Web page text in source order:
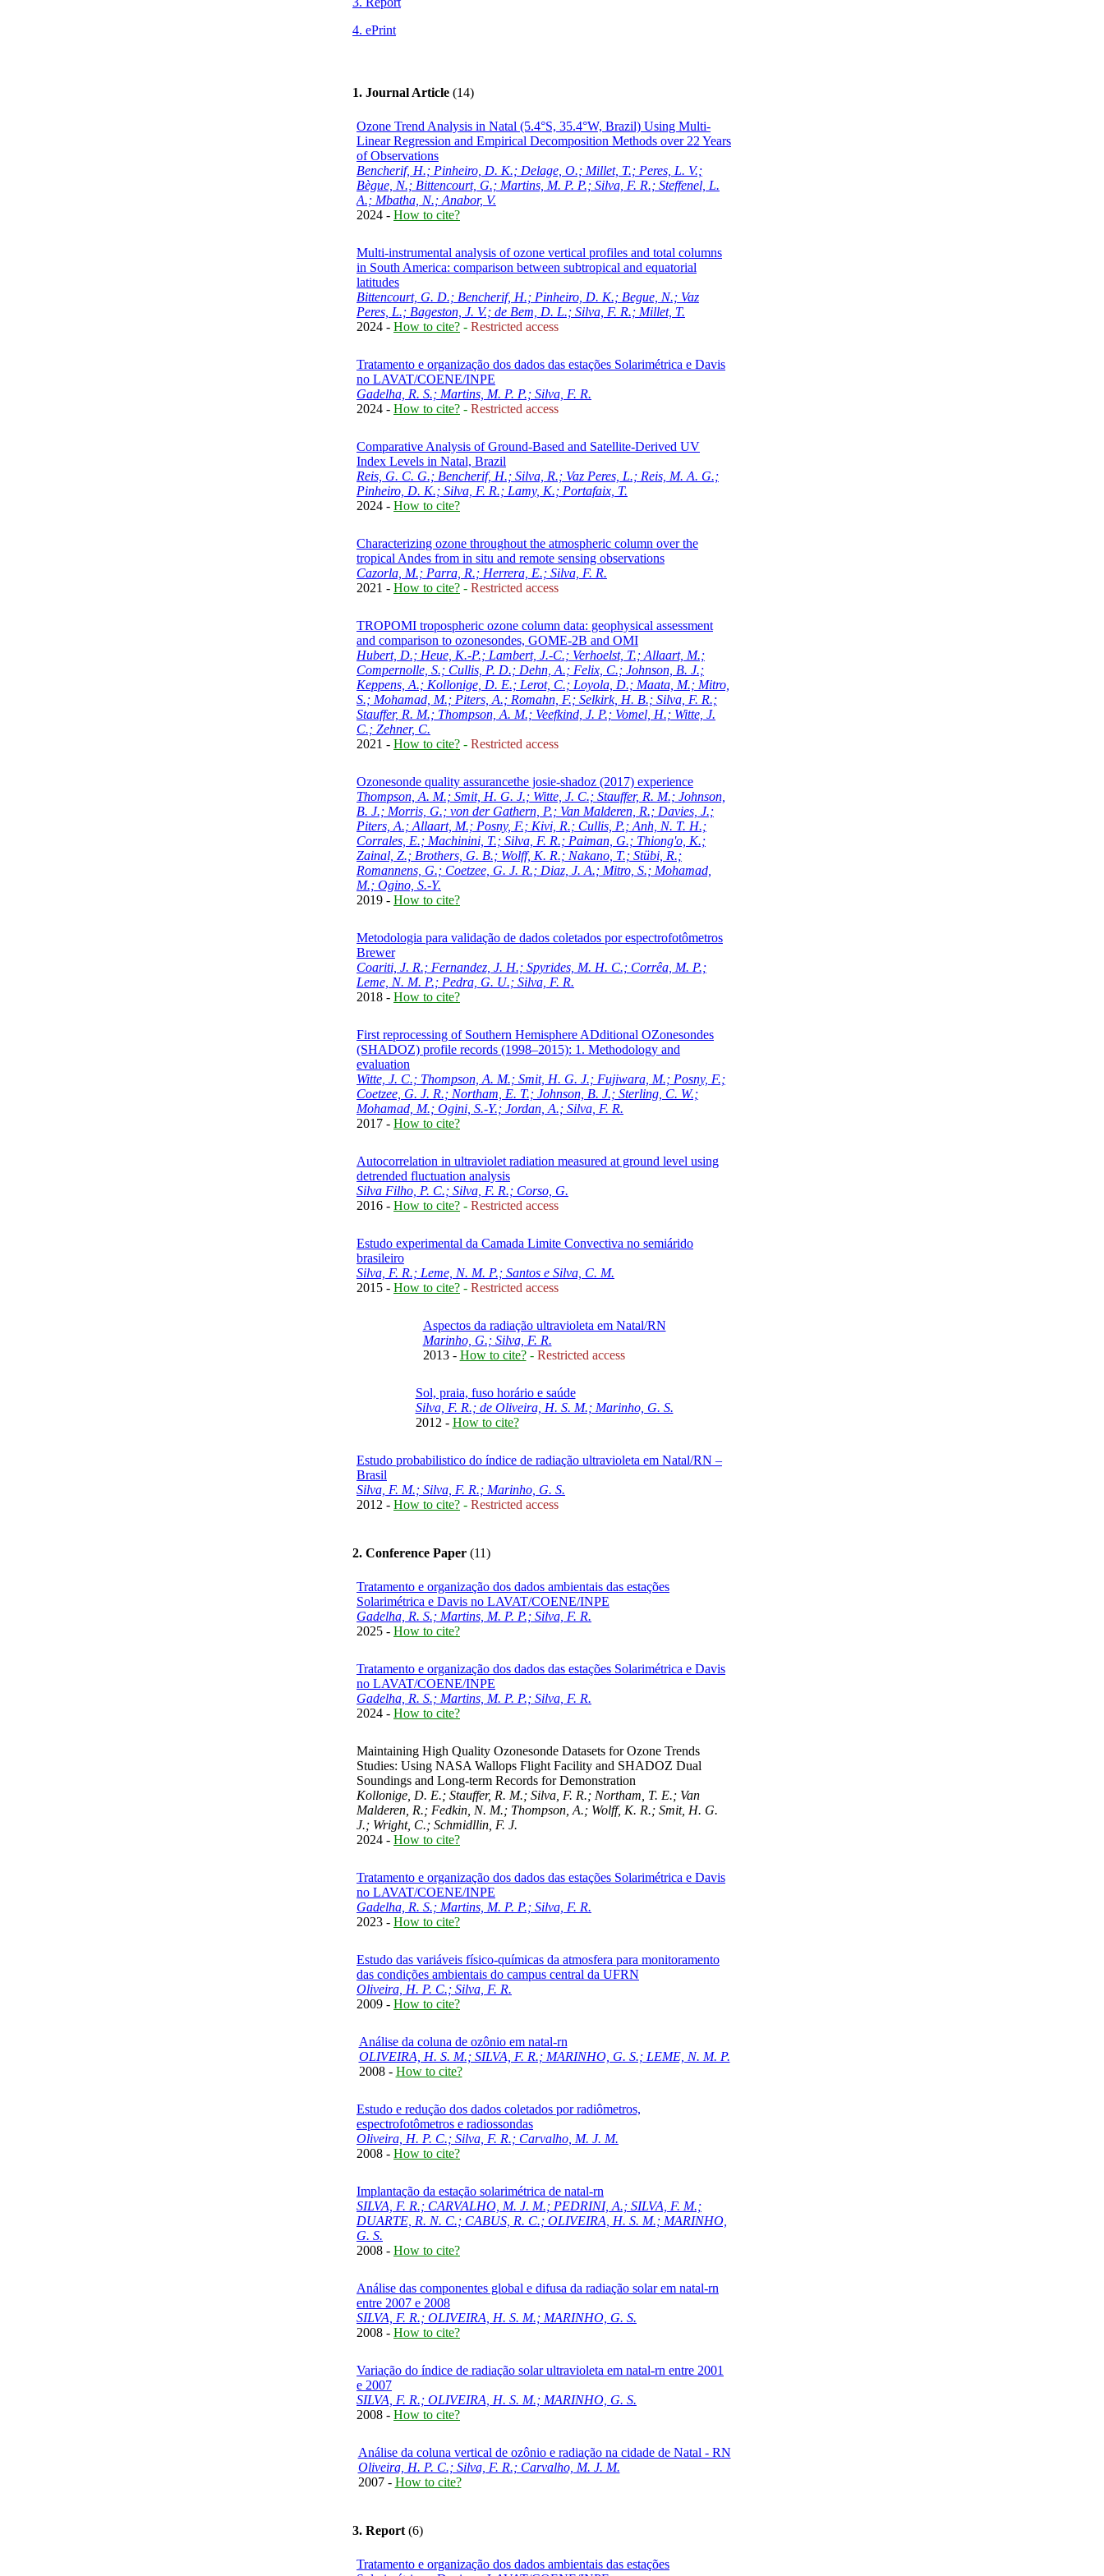
4. ePrint
1. Journal Article (14)
Ozone Trend Analysis in Natal (5.4°S, 35.4°W, Brazil) Using Multi-
Linear Regression and Empirical Decomposition Methods over 22 Years
of Observations
Bencherif, H.; Pinheiro, D. K.; Delage, O.; Millet, T.; Peres, L. V.;
Bègue, N.; Bittencourt, G.; Martins, M. P. P.; Silva, F. R.; Steffenel, L.
A.; Mbatha, N.; Anabor, V.
2024 - How to cite?
Multi-instrumental analysis of ozone vertical profiles and total columns
in South America: comparison between subtropical and equatorial
latitudes
Bittencourt, G. D.; Bencherif, H.; Pinheiro, D. K.; Begue, N.; Vaz
Peres, L.; Bageston, J. V.; de Bem, D. L.; Silva, F. R.; Millet, T.
2024 - How to cite? - Restricted access
Tratamento e organização dos dados das estações Solarimétrica e Davis
no LAVAT/COENE/INPE
Gadelha, R. S.; Martins, M. P. P.; Silva, F. R.
2024 - How to cite? - Restricted access
Comparative Analysis of Ground-Based and Satellite-Derived UV
Index Levels in Natal, Brazil
Reis, G. C. G.; Bencherif, H.; Silva, R.; Vaz Peres, L.; Reis, M. A. G.;
Pinheiro, D. K.; Silva, F. R.; Lamy, K.; Portafaix, T.
2024 - How to cite?
Characterizing ozone throughout the atmospheric column over the
tropical Andes from in situ and remote sensing observations
Cazorla, M.; Parra, R.; Herrera, E.; Silva, F. R.
2021 - How to cite? - Restricted access
TROPOMI tropospheric ozone column data: geophysical assessment
and comparison to ozonesondes, GOME-2B and OMI
Hubert, D.; Heue, K.-P.; Lambert, J.-C.; Verhoelst, T.; Allaart, M.;
Compernolle, S.; Cullis, P. D.; Dehn, A.; Felix, C.; Johnson, B. J.;
Keppens, A.; Kollonige, D. E.; Lerot, C.; Loyola, D.; Maata, M.; Mitro,
S.; Mohamad, M.; Piters, A.; Romahn, F.; Selkirk, H. B.; Silva, F. R.;
Stauffer, R. M.; Thompson, A. M.; Veefkind, J. P.; Vomel, H.; Witte, J.
C.; Zehner, C.
2021 - How to cite? - Restricted access
Ozonesonde quality assurancethe josie-shadoz (2017) experience
Thompson, A. M.; Smit, H. G. J.; Witte, J. C.; Stauffer, R. M.; Johnson,
B. J.; Morris, G.; von der Gathern, P.; Van Malderen, R.; Davies, J.;
Piters, A.; Allaart, M.; Posny, F.; Kivi, R.; Cullis, P.; Anh, N. T. H.;
Corrales, E.; Machinini, T.; Silva, F. R.; Paiman, G.; Thiong'o, K.;
Zainal, Z.; Brothers, G. B.; Wolff, K. R.; Nakano, T.; Stübi, R.;
Romannens, G.; Coetzee, G. J. R.; Diaz, J. A.; Mitro, S.; Mohamad,
M.; Ogino, S.-Y.
2019 - How to cite?
Metodologia para validação de dados coletados por espectrofotômetros
Brewer
Coariti, J. R.; Fernandez, J. H.; Spyrides, M. H. C.; Corrêa, M. P.;
Leme, N. M. P.; Pedra, G. U.; Silva, F. R.
2018 - How to cite?
First reprocessing of Southern Hemisphere ADditional OZonesondes
(SHADOZ) profile records (1998–2015): 1. Methodology and
evaluation
Witte, J. C.; Thompson, A. M.; Smit, H. G. J.; Fujiwara, M.; Posny, F.;
Coetzee, G. J. R.; Northam, E. T.; Johnson, B. J.; Sterling, C. W.;
Mohamad, M.; Ogini, S.-Y.; Jordan, A.; Silva, F. R.
2017 - How to cite?
Autocorrelation in ultraviolet radiation measured at ground level using
detrended fluctuation analysis
Silva Filho, P. C.; Silva, F. R.; Corso, G.
2016 - How to cite? - Restricted access
Estudo experimental da Camada Limite Convectiva no semiárido
brasileiro
Silva, F. R.; Leme, N. M. P.; Santos e Silva, C. M.
2015 - How to cite? - Restricted access
Aspectos da radiação ultravioleta em Natal/RN
Marinho, G.; Silva, F. R.
2013 - How to cite?- Restricted access
Sol, praia, fuso horário e saúde
Silva, F. R.; de Oliveira, H. S. M.; Marinho, G. S.
2012 - How to cite?
Estudo probabilistico do índice de radiação ultravioleta em Natal/RN –
Brasil
Silva, F. M.; Silva, F. R.; Marinho, G. S.
2012 - How to cite? - Restricted access
2. Conference Paper (11)
Tratamento e organização dos dados ambientais das estações
Solarimétrica e Davis no LAVAT/COENE/INPE
Gadelha, R. S.; Martins, M. P. P.; Silva, F. R.
2025 - How to cite?
Tratamento e organização dos dados das estações Solarimétrica e Davis
no LAVAT/COENE/INPE
Gadelha, R. S.; Martins, M. P. P.; Silva, F. R.
2024 - How to cite?
Maintaining High Quality Ozonesonde Datasets for Ozone Trends
Studies: Using NASA Wallops Flight Facility and SHADOZ Dual
Soundings and Long-term Records for Demonstration
Kollonige, D. E.; Stauffer, R. M.; Silva, F. R.; Northam, T. E.; Van
Malderen, R.; Fedkin, N. M.; Thompson, A.; Wolff, K. R.; Smit, H. G.
J.; Wright, C.; Schmidllin, F. J.
2024 - How to cite?
Tratamento e organização dos dados das estações Solarimétrica e Davis
no LAVAT/COENE/INPE
Gadelha, R. S.; Martins, M. P. P.; Silva, F. R.
2023 - How to cite?
Estudo das variáveis físico-químicas da atmosfera para monitoramento
das condições ambientais do campus central da UFRN
Oliveira, H. P. C.; Silva, F. R.
2009 - How to cite?
Análise da coluna de ozônio em natal-rn
OLIVEIRA, H. S. M.; SILVA, F. R.; MARINHO, G. S.; LEME, N. M. P.
2008 - How to cite?
Estudo e redução dos dados coletados por radiômetros,
espectrofotômetros e radiossondas
Oliveira, H. P. C.; Silva, F. R.; Carvalho, M. J. M.
2008 - How to cite?
Implantação da estação solarimétrica de natal-rn
SILVA, F. R.; CARVALHO, M. J. M.; PEDRINI, A.; SILVA, F. M.;
DUARTE, R. N. C.; CABUS, R. C.; OLIVEIRA, H. S. M.; MARINHO,
G. S.
2008 - How to cite?
Análise das componentes global e difusa da radiação solar em natal-rn
entre 2007 e 2008
SILVA, F. R.; OLIVEIRA, H. S. M.; MARINHO, G. S.
2008 - How to cite?
Variação do índice de radiação solar ultravioleta em natal-rn entre 2001
e 2007
SILVA, F. R.; OLIVEIRA, H. S. M.; MARINHO, G. S.
2008 - How to cite?
Análise da coluna vertical de ozônio e radiação na cidade de Natal - RN
Oliveira, H. P. C.; Silva, F. R.; Carvalho, M. J. M.
2007 - How to cite?
3. Report (6)
Tratamento e organização dos dados ambientais das estações